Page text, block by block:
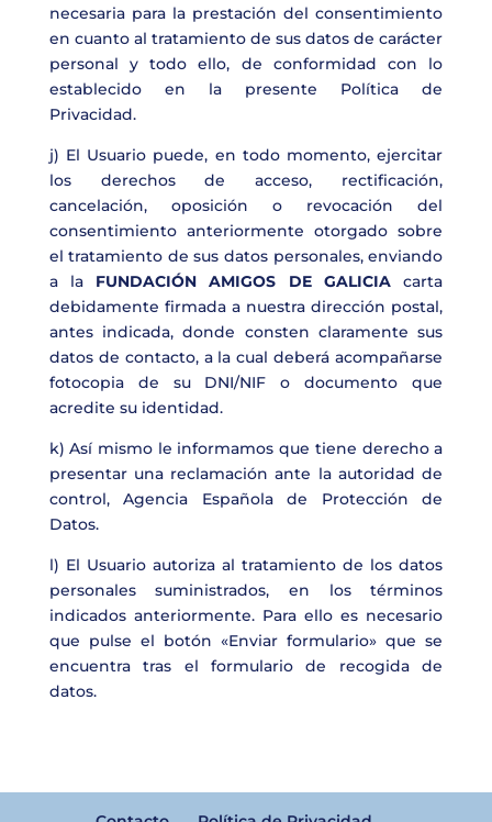
necesaria para la prestación del consentimiento
en cuanto al tratamiento de sus datos de carácter
personal y todo ello, de conformidad con lo
establecido en la presente Política de
Privacidad.
j) El Usuario puede, en todo momento, ejercitar
los derechos de acceso, rectificación,
cancelación, oposición o revocación del
consentimiento anteriormente otorgado sobre
el tratamiento de sus datos personales, enviando
a la FUNDACIÓN AMIGOS DE GALICIAcarta
debidamente firmada a nuestra dirección postal,
antes indicada, donde consten claramente sus
datos de contacto, a la cual deberá acompañarse
fotocopia de su DNI/NIF o documento que
acredite su identidad.
k) Así mismo le informamos que tiene derecho a
presentar una reclamación ante la autoridad de
control, Agencia Española de Protección de
Datos.
l) El Usuario autoriza al tratamiento de los datos
personales suministrados, en los términos
indicados anteriormente. Para ello es necesario
que pulse el botón «Enviar formulario» que se
encuentra tras el formulario de recogida de
datos.